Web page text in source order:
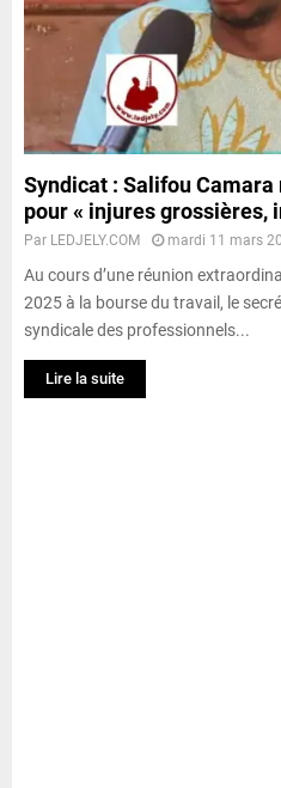
Syndicat : Salifou Camara
pour « injures grossières,
Par LEDJELY.COM mardi 11 mars
Au cours d’une réunion
2025 à la bourse du travail, le
syndicale des professionnels...
Lire la suite